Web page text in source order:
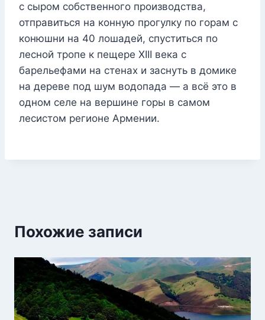
с сыром собственного производства,
отправиться на конную прогулку по горам с
конюшни на 40 лошадей, спуститься по
лесной тропе к пещере XIII века с
барельефами на стенах и заснуть в домике
на дереве под шум водопада — а всё это в
одном селе на вершине горы в самом
лесистом регионе Армении.
Похожие записи